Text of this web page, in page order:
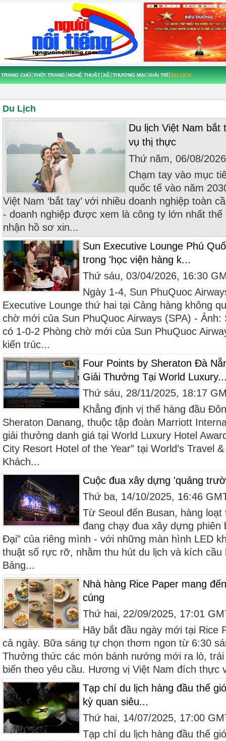
TRANG CHỦ THỜI TRANG NGHỆ THUẬT XẾ THƯƠNG MẠI GIẢI TRÍ DU LỊCH
Du Lịch
Du lịch Việt Nam bắt
vụ thị thực
Thứ năm, 06/08/
Chạm tay vào mục
quốc tế vào năm
Việt Nam ‘bắt tay’ với nhiều doanh nghiệp toàn
- doanh nghiệp được xem là công ty lớn nhất
nhận hồ sơ xin...
Sun Executive Lounge Phú
trong 'học viện hàng k...
Thứ sáu, 03/04/2026, 16:30
Ngày 1-4, Sun PhuQuoc
Executive Lounge thứ hai tại Cảng hàng không
chờ mới của Sun PhuQuoc Airways (SPA) -
có 1-0-2 Phòng chờ mới của Sun PhuQuoc
kiến trúc...
Four Points by Sheraton Đà
Giải Thưởng Tại World
Thứ sáu, 28/11/2025, 18:17
Khẳng định vị thế hàng đầu
Sheraton Danang, thuộc tập đoàn Marriott
giải thưởng danh giá tại World Luxury Hotel
City Resort Hotel of the Year” tại World’s Travel
Khách...
Cuộc đua xây dựng 'quảng
Thứ ba, 14/10/2025, 16:46
Từ Seoul đến Busan, hàng
đang chạy đua xây dựng phiên
Đại” của riêng mình - với những màn hình LED
thuật số rực rỡ, nhằm thu hút du lịch và kích
Bảng...
Nhà hàng Rice Paper mang
cúng
Thứ hai, 22/09/2025, 17:01
Hãy bắt đầu ngày mới tại Rice
cả ngày. Bữa sáng tự chọn thơm ngon từ 6:30
Thưởng thức các món bánh nướng mới ra lò,
biến theo yêu cầu. Hương vị Việt Nam đích thực
Tạp chí du lịch hàng đầu thế
kỳ quan siêu...
Thứ hai, 14/07/2025, 17:00
Tạp chí du lịch hàng đầu thế